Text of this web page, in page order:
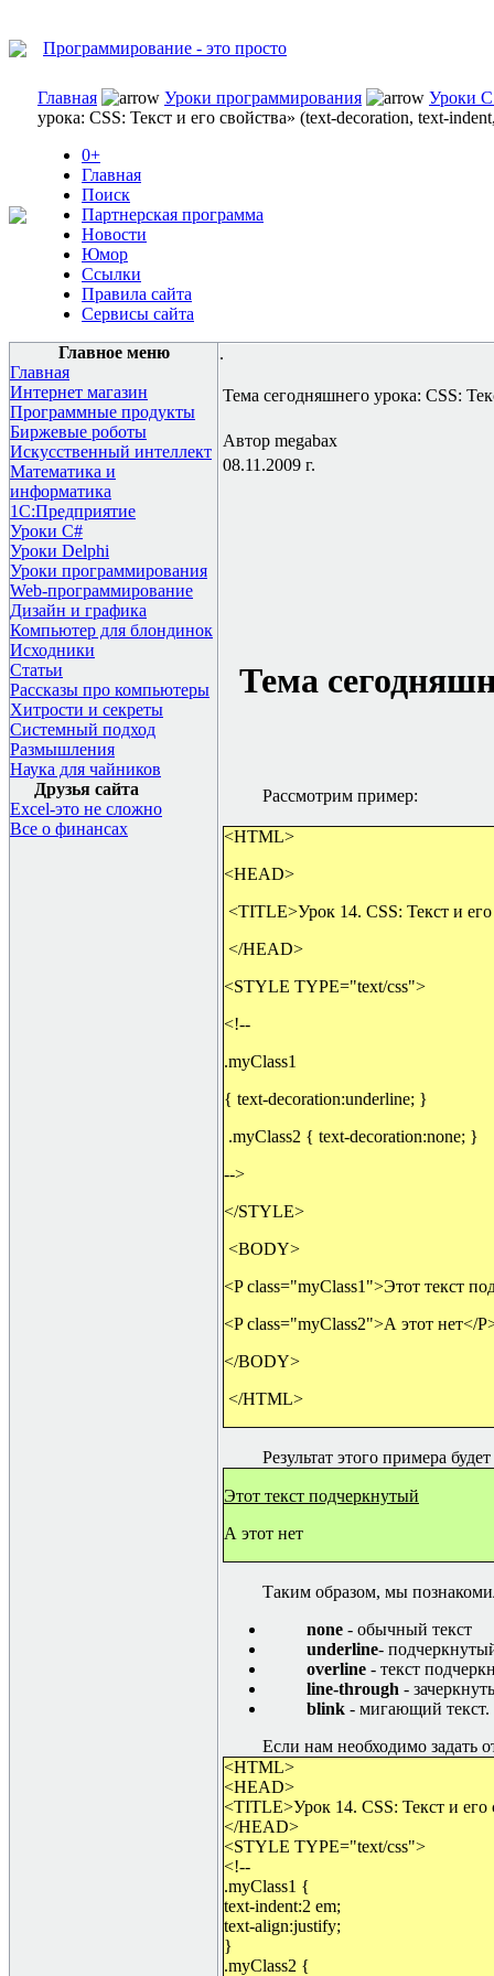
Программирование - это просто
Главная Уроки программирования
Уроки
урока: CSS: Текст и его свойства» (text-decoration, text-
0+
Главная
Поиск
Партнерская программа
Новости
Юмор
Ссылки
Правила сайта
Сервисы сайта
Главное меню
Главная
Интернет магазин
Программные продукты
Биржевые роботы
Искусственный интеллект
Математика и
информатика
1С:Предприятие
Уроки C#
Уроки Delphi
Уроки программирования
Web-программирование
Дизайн и графика
Компьютер для блондинок
Исходники
Статьи
Рассказы про компьютеры
Хитрости и секреты
Системный подход
Размышления
Наука для чайников
Друзья сайта
Excel-это не сложно
Все о финансах
.
Тема сегодняшнего урока: CSS:
Автор megabax
08.11.2009 г.
Тема
Рассмотрим пример:
<HTML>
<HEAD>
<TITLE>Урок 14. CSS: Текст и
</HEAD>
<STYLE TYPE="text/css">
<!--
.myClass1
{ text-decoration:underline; }
.myClass2 { text-decoration:none; }
-->
</STYLE>
<BODY>
<P class="myClass1">Этот текст
<P class="myClass2">А этот нет</
</BODY>
</HTML>
Результат этого примера
Этот текст подчеркнутый
А этот нет
Таким образом, мы
none - обычный текст
underline-
overline - текст
line-through -
blink - мигающий
Если нам необходимо задать
<HTML>
<HEAD>
<TITLE>Урок 14. CSS: Текст и
</HEAD>
<STYLE TYPE="text/css">
<!--
.myClass1 {
text-indent:2 em;
text-align:justify;
}
.myClass2 {